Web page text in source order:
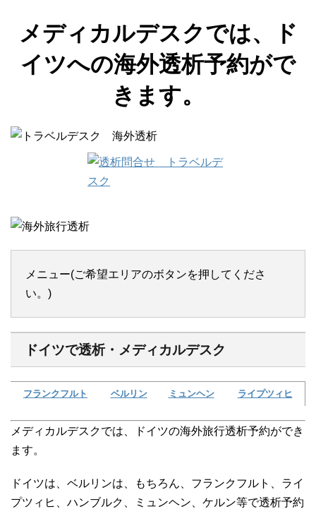
メディカルデスクでは、ド
イツへの海外透析予約がで
きます。
メニュー(ご希望エリアのボタンを押してくださ
い。)
ドイツで透析・メディカルデスク
フランクフルト ベルリン ミュンヘン ライプツィヒ
メディカルデスクでは、ドイツの海外旅行透析予約ができ
ます。
ドイツは、ベルリンは、もちろん、フランクフルト、ライ
プツィヒ、ハンブルク、ミュンヘン、ケルン等で透析予約